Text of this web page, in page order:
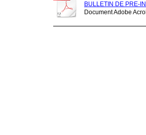
BULLETIN DE PRE-
Document Adobe